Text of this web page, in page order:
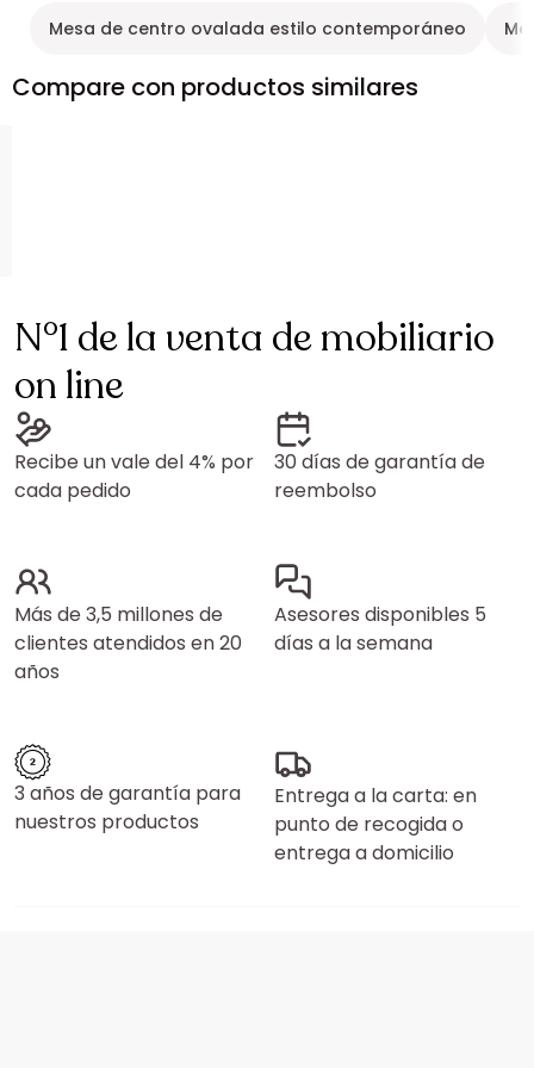
Mesa de centro ovalada estilo contemporáneo
Compare con productos similares
N°1 de la venta de mobiliario
on line
Recibe un vale del 4% por
cada pedido
30 días de garantía de
reembolso
Más de 3,5 millones de
clientes atendidos en 20
años
Asesores disponibles 5
días a la semana
3 años de garantía para
nuestros productos
Entrega a la carta: en
punto de recogida o
entrega a domicilio